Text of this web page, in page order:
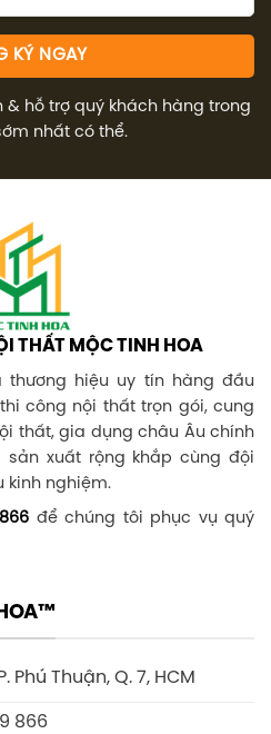
hỗ trợ quý khách hàng trong
nhất có thể.
THẤT MỘC TINH HOA
hiệu uy tín hàng đầu
công nội thất trọn gói, cung
thất, gia dụng châu Âu chính
sản xuất rộng khắp cùng đội
kinh nghiệm.
để chúng tôi phục vụ quý
Phú Thuận, Q. 7, HCM
866